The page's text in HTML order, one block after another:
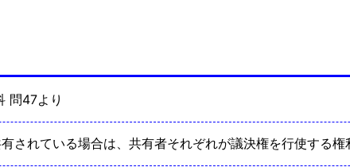
問47より
されている場合は、共有者それぞれが議決権を行使する権